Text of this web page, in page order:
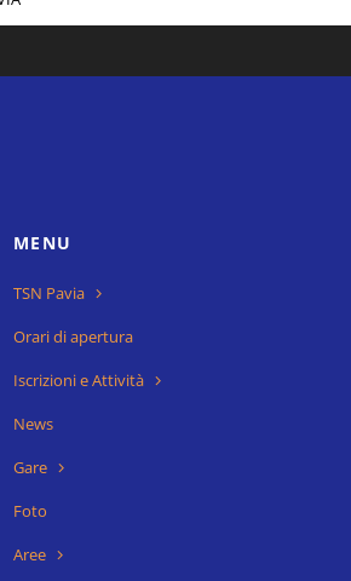
MENU
TSN Pavia
Orari di apertura
Iscrizioni e Attività
News
Gare
Foto
Aree